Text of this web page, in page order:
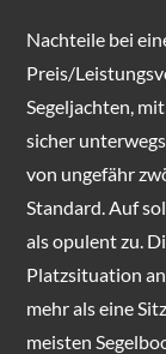
Nachteile bei
Preis/
Segeljachten,
sicher
von ungefähr
Standard. Auf
als opulent zu.
Platzsituation
mehr als eine
meisten